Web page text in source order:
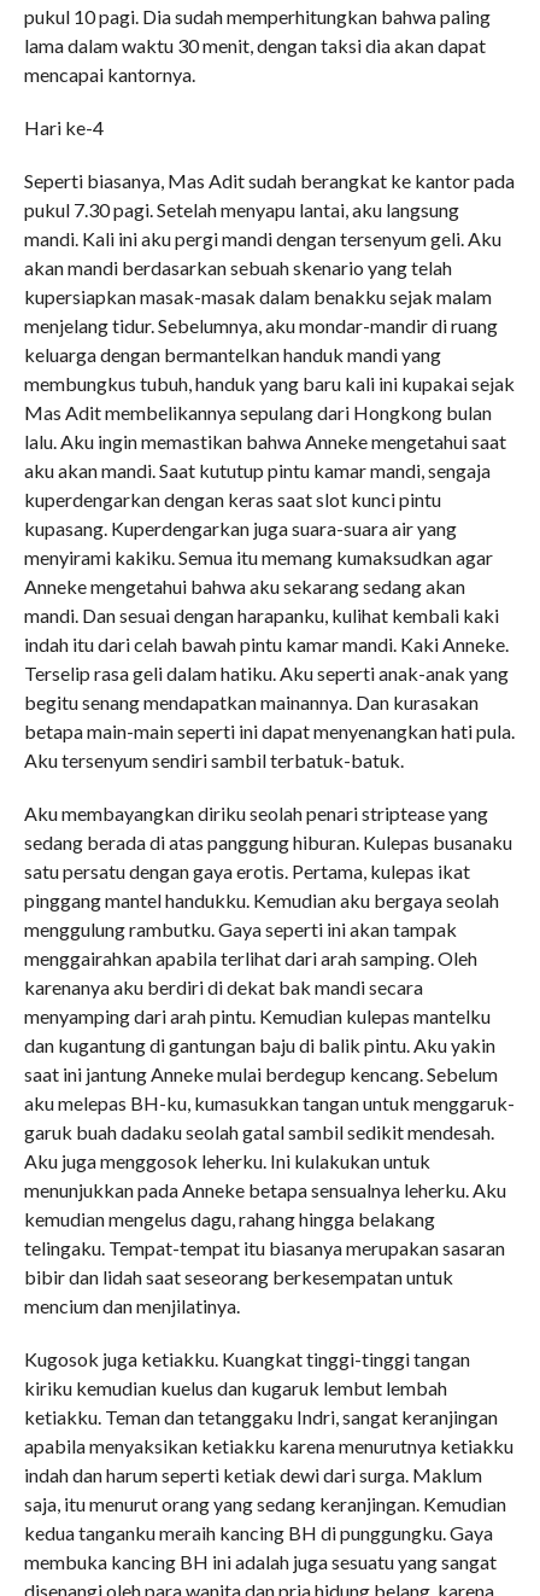
pukul 10 pagi. Dia sudah memperhitungkan bahwa paling
lama dalam waktu 30 menit, dengan taksi dia akan dapat
mencapai kantornya.
Hari ke-4
Seperti biasanya, Mas Adit sudah berangkat ke kantor pada
pukul 7.30 pagi. Setelah menyapu lantai, aku langsung
mandi. Kali ini aku pergi mandi dengan tersenyum geli. Aku
akan mandi berdasarkan sebuah skenario yang telah
kupersiapkan masak-masak dalam benakku sejak malam
menjelang tidur. Sebelumnya, aku mondar-mandir di ruang
keluarga dengan bermantelkan handuk mandi yang
membungkus tubuh, handuk yang baru kali ini kupakai sejak
Mas Adit membelikannya sepulang dari Hongkong bulan
lalu. Aku ingin memastikan bahwa Anneke mengetahui saat
aku akan mandi. Saat kututup pintu kamar mandi, sengaja
kuperdengarkan dengan keras saat slot kunci pintu
kupasang. Kuperdengarkan juga suara-suara air yang
menyirami kakiku. Semua itu memang kumaksudkan agar
Anneke mengetahui bahwa aku sekarang sedang akan
mandi. Dan sesuai dengan harapanku, kulihat kembali kaki
indah itu dari celah bawah pintu kamar mandi. Kaki Anneke.
Terselip rasa geli dalam hatiku. Aku seperti anak-anak yang
begitu senang mendapatkan mainannya. Dan kurasakan
betapa main-main seperti ini dapat menyenangkan hati pula.
Aku tersenyum sendiri sambil terbatuk-batuk.
Aku membayangkan diriku seolah penari striptease yang
sedang berada di atas panggung hiburan. Kulepas busanaku
satu persatu dengan gaya erotis. Pertama, kulepas ikat
pinggang mantel handukku. Kemudian aku bergaya seolah
menggulung rambutku. Gaya seperti ini akan tampak
menggairahkan apabila terlihat dari arah samping. Oleh
karenanya aku berdiri di dekat bak mandi secara
menyamping dari arah pintu. Kemudian kulepas mantelku
dan kugantung di gantungan baju di balik pintu. Aku yakin
saat ini jantung Anneke mulai berdegup kencang. Sebelum
aku melepas BH-ku, kumasukkan tangan untuk menggaruk-
garuk buah dadaku seolah gatal sambil sedikit mendesah.
Aku juga menggosok leherku. Ini kulakukan untuk
menunjukkan pada Anneke betapa sensualnya leherku. Aku
kemudian mengelus dagu, rahang hingga belakang
telingaku. Tempat-tempat itu biasanya merupakan sasaran
bibir dan lidah saat seseorang berkesempatan untuk
mencium dan menjilatinya.
Kugosok juga ketiakku. Kuangkat tinggi-tinggi tangan
kiriku kemudian kuelus dan kugaruk lembut lembah
ketiakku. Teman dan tetanggaku Indri, sangat keranjingan
apabila menyaksikan ketiakku karena menurutnya ketiakku
indah dan harum seperti ketiak dewi dari surga. Maklum
saja, itu menurut orang yang sedang keranjingan. Kemudian
kedua tanganku meraih kancing BH di punggungku. Gaya
membuka kancing BH ini adalah juga sesuatu yang sangat
disenangi oleh para wanita dan pria hidung belang, karena